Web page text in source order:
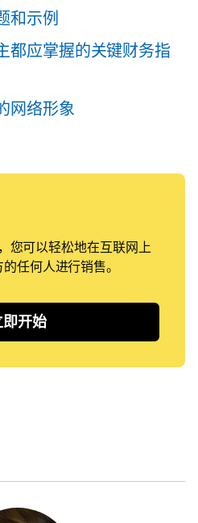
和示例
都应掌握的关键财务指
网络形象
您可以轻松地在互联网上
任何人进行销售。
即开始